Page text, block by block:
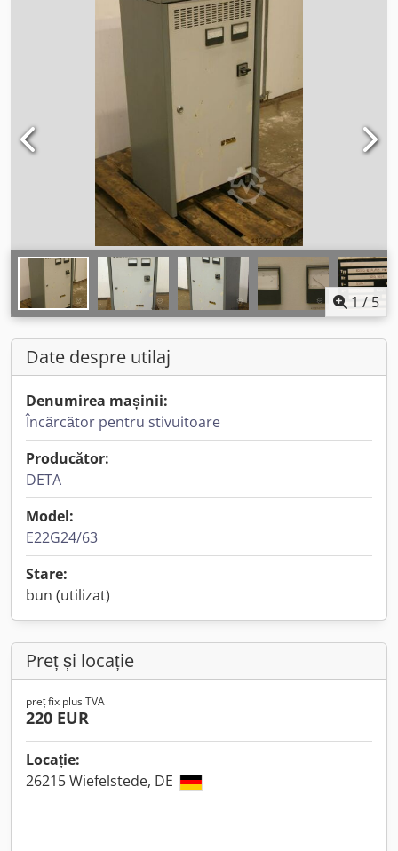
1 / 5
Date despre utilaj
Denumirea mașinii:
Încărcător pentru stivuitoare
Producător:
DETA
Model:
E22G24/63
Stare:
bun (utilizat)
Preț și locație
preț fix plus TVA
220 EUR
Locație:
26215 Wiefelstede, DE